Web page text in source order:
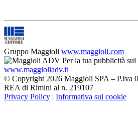
Gruppo Maggioli www.maggioli.com
Per la tua pubblicità
www.maggioliadv.it
© Copyright 2026 Maggioli SPA – P.Iva
REA di Rimini al n. 219107
Privacy Policy | Informativa sui cookie